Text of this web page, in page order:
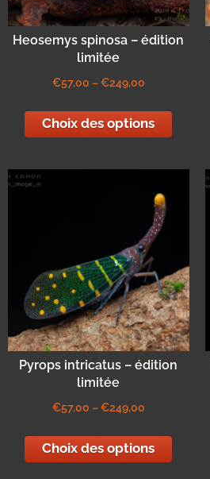
Heosemys spinosa – édition
limitée
€57,00 –€249,00
Choix des options
Pyrops intricatus – édition
limitée
€57,00 –€249,00
Choix des options